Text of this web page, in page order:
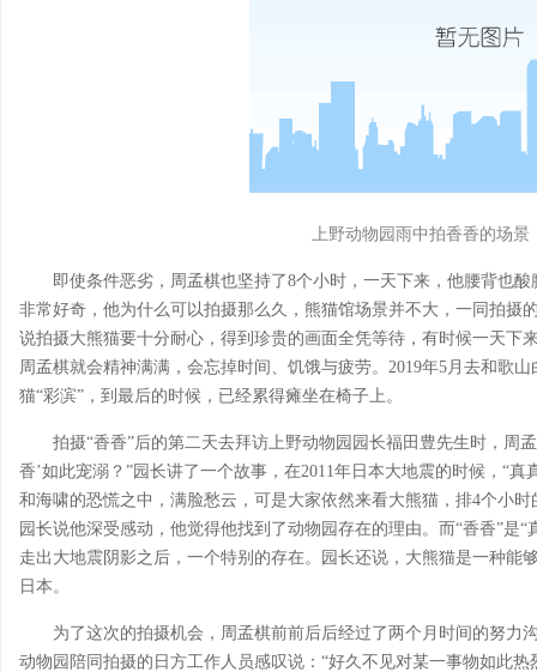
上野动物园雨中拍香香的场景
即使条件恶劣，周孟棋也坚持了8个小时，一天下来，他腰背也
非常好奇，他为什么可以拍摄那么久，熊猫馆场景并不大，一同拍摄
说拍摄大熊猫要十分耐心，得到珍贵的画面全凭等待，有时候一天下
周孟棋就会精神满满，会忘掉时间、饥饿与疲劳。2019年5月去和歌
猫“彩滨”，到最后的时候，已经累得瘫坐在椅子上。
拍摄“香香”后的第二天去拜访上野动物园园长福田豊先生时，周
香’如此宠溺？”园长讲了一个故事，在2011年日本大地震的时候，“
和海啸的恐慌之中，满脸愁云，可是大家依然来看大熊猫，排4个小
园长说他深受感动，他觉得他找到了动物园存在的理由。而“香香”是
走出大地震阴影之后，一个特别的存在。园长还说，大熊猫是一种能
日本。
为了这次的拍摄机会，周孟棋前前后后经过了两个月时间的努力
动物园陪同拍摄的日方工作人员感叹说：“好久不见对某一事物如此